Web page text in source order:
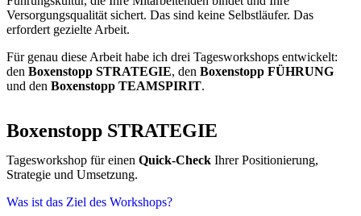
Versorgungsqualität sichert. Das sind keine Selbstläufer. Das
erfordert gezielte Arbeit.
Für genau diese Arbeit habe ich drei Tagesworkshops entwickelt:
den Boxenstopp STRATEGIE, den Boxenstopp FÜHRUNG
und den Boxenstopp TEAMSPIRIT.
Boxenstopp STRATEGIE
Tagesworkshop für einen Quick-Check Ihrer Positionierung,
Strategie und Umsetzung.
Was ist das Ziel des Workshops?